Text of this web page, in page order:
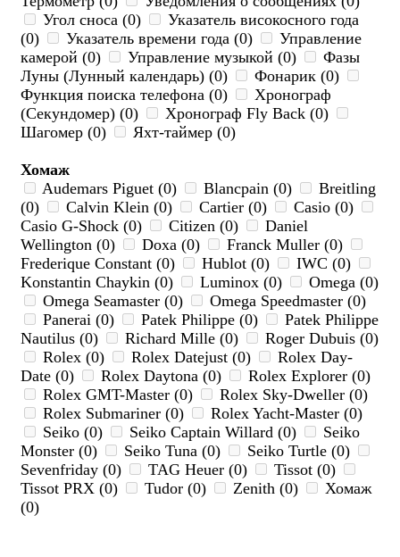
Угол сноса (0)
Указатель високосного года
(0)
Указатель времени года (0)
Управление
камерой (0)
Управление музыкой (0)
Фазы
Луны (Лунный календарь) (0)
Фонарик (0)
Функция поиска телефона (0)
Хронограф
(Секундомер) (0)
Хронограф Fly Back (0)
Шагомер (0)
Яхт-таймер (0)
Хомаж
Audemars Piguet (0)
Blancpain (0)
Breitling
(0)
Calvin Klein (0) Cartier (0)
Casio (0)
Casio G-Shock (0)
Citizen (0)
Daniel
Wellington (0)
Doxa (0)
Franck Muller (0)
Frederique Constant (0)
Hublot (0)
IWC (0)
Konstantin Chaykin (0)
Luminox (0)
Omega (0)
Omega Seamaster (0)
Omega Speedmaster (0)
Panerai (0)
Patek Philippe (0)
Patek Philippe
Nautilus (0)
Richard Mille (0)
Roger Dubuis (0)
Rolex (0)
Rolex Datejust (0)
Rolex Day-
Date (0)
Rolex Daytona (0)
Rolex Explorer (0)
Rolex GMT-Master (0)
Rolex Sky-Dweller (0)
Rolex Submariner (0)
Rolex Yacht-Master (0)
Seiko (0)
Seiko Captain Willard (0)
Seiko
Monster (0)
Seiko Tuna (0)
Seiko Turtle (0)
Sevenfriday (0)
TAG Heuer (0)
Tissot (0)
Tissot PRX (0)
Tudor (0) Zenith (0)
Хомаж
(0)